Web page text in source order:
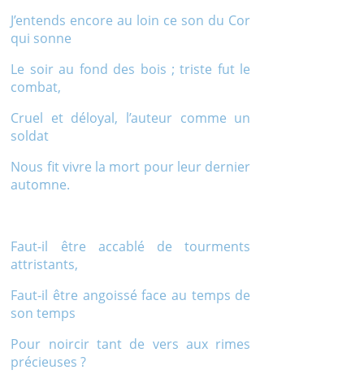
J’entends encore au loin ce son du Cor
qui sonne
Le soir au fond des bois ; triste fut le
combat,
Cruel et déloyal, l’auteur comme un
soldat
Nous fit vivre la mort pour leur dernier
automne.
Faut-il être accablé de tourments
attristants,
Faut-il être angoissé face au temps de
son temps
Pour noircir tant de vers aux rimes
précieuses ?